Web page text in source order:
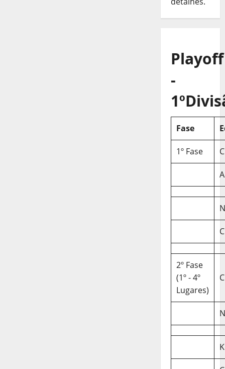
Playoff
-
Fase
1º Fase
2º Fase
(1º - 4º
Lugares)